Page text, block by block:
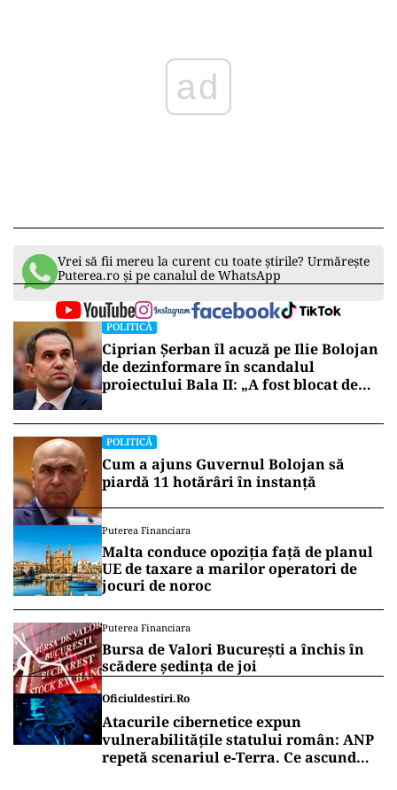
ad
Vrei să fii mereu la curent cu toate știrile? Urmărește
Puterea.ro și pe canalul de WhatsApp
POLITICĂ
Ciprian Șerban îl acuză pe Ilie Bolojan
de dezinformare în scandalul
proiectului Bala II: „A fost blocat de
POLITICĂ
Cum a ajuns Guvernul Bolojan să
piardă 11 hotărâri în instanță
Puterea Financiara
Malta conduce opoziția față de planul
UE de taxare a marilor operatori de
jocuri de noroc
Puterea Financiara
Bursa de Valori București a închis în
scădere ședința de joi
Oficiuldestiri.ro
Atacurile cibernetice expun
vulnerabilitățile statului român: ANP
repetă scenariul e‑Terra. Ce ascund